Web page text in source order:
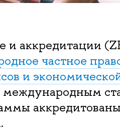
и аккредитации
частное
и